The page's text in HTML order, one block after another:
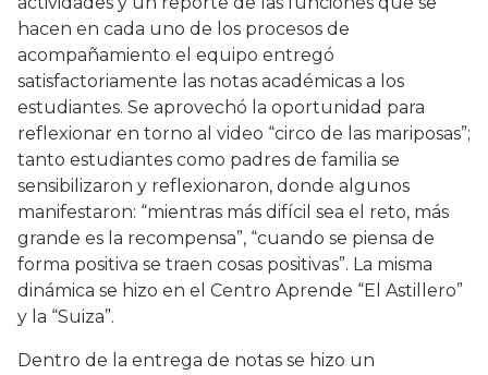
hacen en cada uno de los procesos de
acompañamiento el equipo entregó
satisfactoriamente las notas académicas a los
estudiantes. Se aprovechó la oportunidad para
reflexionar en torno al video “circo de las mariposas”;
tanto estudiantes como padres de familia se
sensibilizaron y reflexionaron, donde algunos
manifestaron: “mientras más difícil sea el reto, más
grande es la recompensa”, “cuando se piensa de
forma positiva se traen cosas positivas”. La misma
dinámica se hizo en el Centro Aprende “El Astillero”
y la “Suiza”.
Dentro de la entrega de notas se hizo un